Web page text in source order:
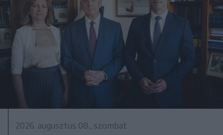
2026. augusztus 08., szombat